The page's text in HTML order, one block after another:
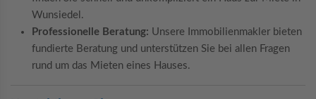
Wunsiedel.
Professionelle Beratung: Unsere Immobilienmakler bieten
fundierte Beratung und unterstützen Sie bei allen Fragen
rund um das Mieten eines Hauses.